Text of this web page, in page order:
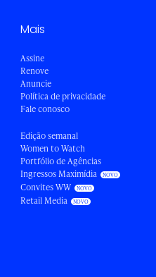
Mais
Assine
Renove
Anuncie
Política de privacidade
Fale conosco
Edição semanal
Women to Watch
Portfólio de Agências
Ingressos Maximídia
Convites WW
Retail Media